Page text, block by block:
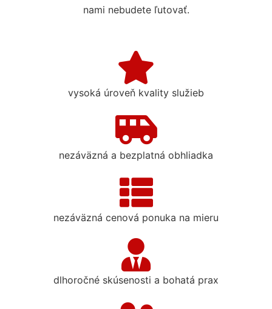
nami nebudete ľutovať.
vysoká úroveň kvality služieb
nezáväzná a bezplatná obhliadka
nezáväzná cenová ponuka na mieru
dlhoročné skúsenosti a bohatá prax